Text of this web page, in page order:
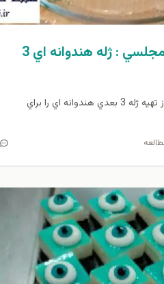
طرز تهيه انواع ژله مجلسي : ژله هندوانه اي 3
در اين پست از 7 گنج ، طرز تهيه ژله 3 بعدي هندوانه اي را براي